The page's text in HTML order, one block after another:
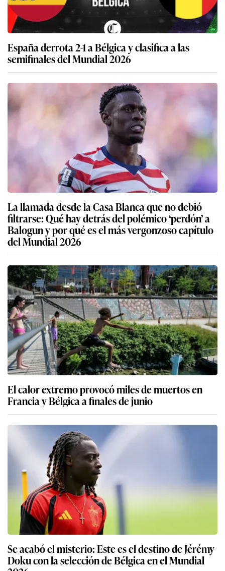
España derrota 2-1 a Bélgica y clasifica a las
semifinales del Mundial 2026
La llamada desde la Casa Blanca que no debió
filtrarse: Qué hay detrás del polémico ‘perdón’ a
Balogun y por qué es el más vergonzoso capítulo
del Mundial 2026
El calor extremo provocó miles de muertos en
Francia y Bélgica a finales de junio
Se acabó el misterio: Este es el destino de Jérémy
Doku con la selección de Bélgica en el Mundial